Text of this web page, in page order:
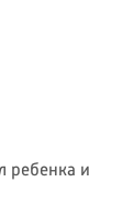
ребенка и